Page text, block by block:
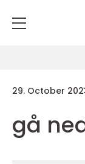
29. October
gå